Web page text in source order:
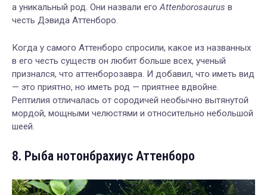
а уникальный род. Они назвали егоAttenborosaurus в
честь Дэвида Аттенборо.
Когда у самого Аттенборо спросили, какое из названных
в его честь существ он любит больше всех, ученый
признался, что аттенборозавра. И добавил, что иметь вид
— это приятно, но иметь род — приятнее вдвойне.
Рептилия отличалась от сородичей необычно вытянутой
мордой, мощными челюстями и относительно небольшой
шеей.
8. Рыба нотонбрахиус Аттенборо